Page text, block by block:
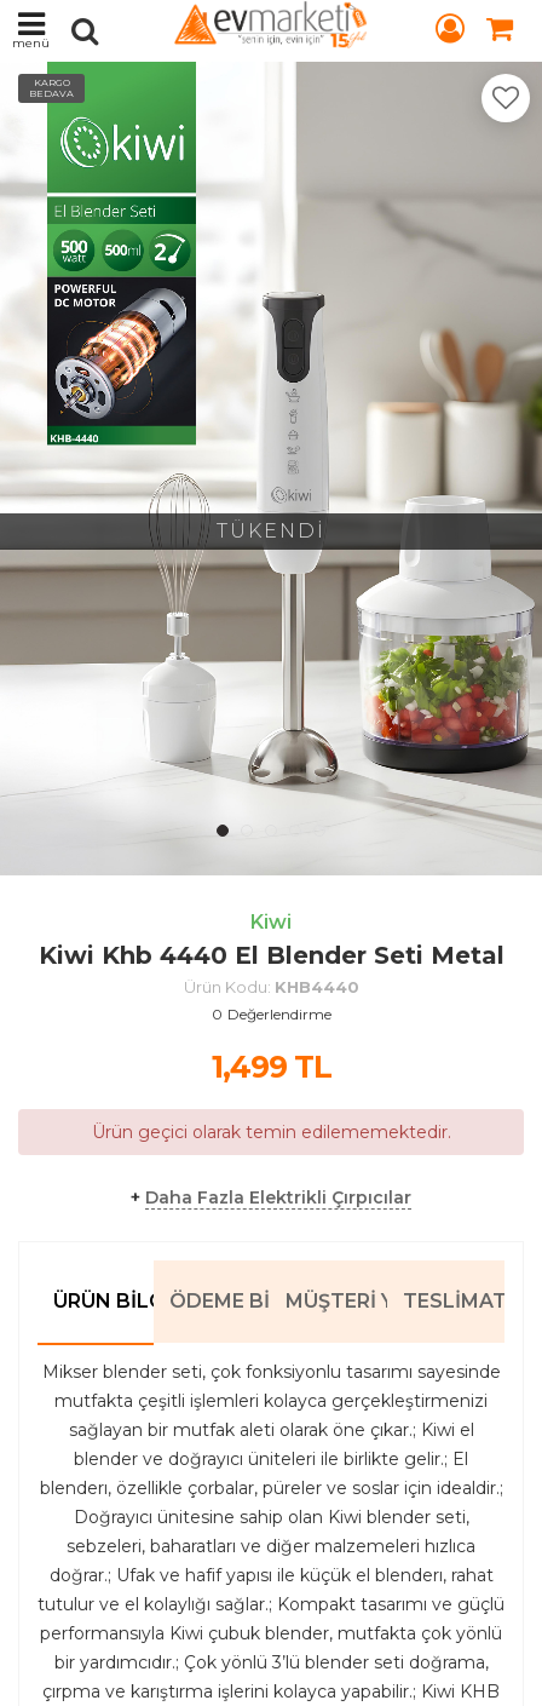
menü
TÜKENDİ
KARGO
BEDAVA
Kiwi
Kiwi Khb 4440 El Blender Seti Metal
Ürün Kodu: KHB4440
0 Değerlendirme
1,499TL
Ürün geçici olarak temin edilememektedir.
+ Daha Fazla Elektrikli Çırpıcılar
ÜRÜN BILGILERIÖDEME BILGILERIMÜŞTERI YORUMLARI
TESLIMAT
Mikser blender seti, çok fonksiyonlu tasarımı sayesinde
mutfakta çeşitli işlemleri kolayca gerçekleştirmenizi
sağlayan bir mutfak aleti olarak öne çıkar.; Kiwi el
blender ve doğrayıcı üniteleri ile birlikte gelir.; El
blenderı, özellikle çorbalar, püreler ve soslar için idealdir.;
Doğrayıcı ünitesine sahip olan Kiwi blender seti,
sebzeleri, baharatları ve diğer malzemeleri hızlıca
doğrar.; Ufak ve hafif yapısı ile küçük el blenderı, rahat
tutulur ve el kolaylığı sağlar.; Kompakt tasarımı ve güçlü
performansıyla Kiwi çubuk blender, mutfakta çok yönlü
bir yardımcıdır.; Çok yönlü 3’lü blender seti doğrama,
çırpma ve karıştırma işlerini kolayca yapabilir.; Kiwi KHB